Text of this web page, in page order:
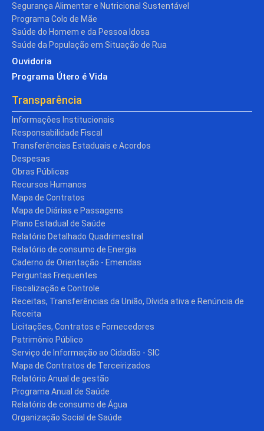
Segurança Alimentar e Nutricional Sustentável
Programa Colo de Mãe
Saúde do Homem e da Pessoa Idosa
Saúde da População em Situação de Rua
Ouvidoria
Programa Útero é Vida
Transparência
Informações Institucionais
Responsabilidade Fiscal
Transferências Estaduais e Acordos
Despesas
Obras Públicas
Recursos Humanos
Mapa de Contratos
Mapa de Diárias e Passagens
Plano Estadual de Saúde
Relatório Detalhado Quadrimestral
Relatório de consumo de Energia
Caderno de Orientação - Emendas
Perguntas Frequentes
Fiscalização e Controle
Receitas, Transferências da União, Dívida ativa e Renúncia de
Receita
Licitações, Contratos e Fornecedores
Patrimônio Público
Serviço de Informação ao Cidadão - SIC
Mapa de Contratos de Terceirizados
Relatório Anual de gestão
Programa Anual de Saúde
Relatório de consumo de Água
Organização Social de Saúde